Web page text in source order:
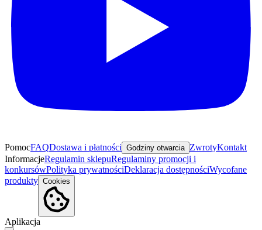
PomocFAQDostawa i płatności Godziny otwarcia ZwrotyKontakt
InformacjeRegulamin sklepuRegulaminy promocji i
konkursówPolityka prywatnościDeklaracja dostępnościWycofane
produkty Cookies
Aplikacja